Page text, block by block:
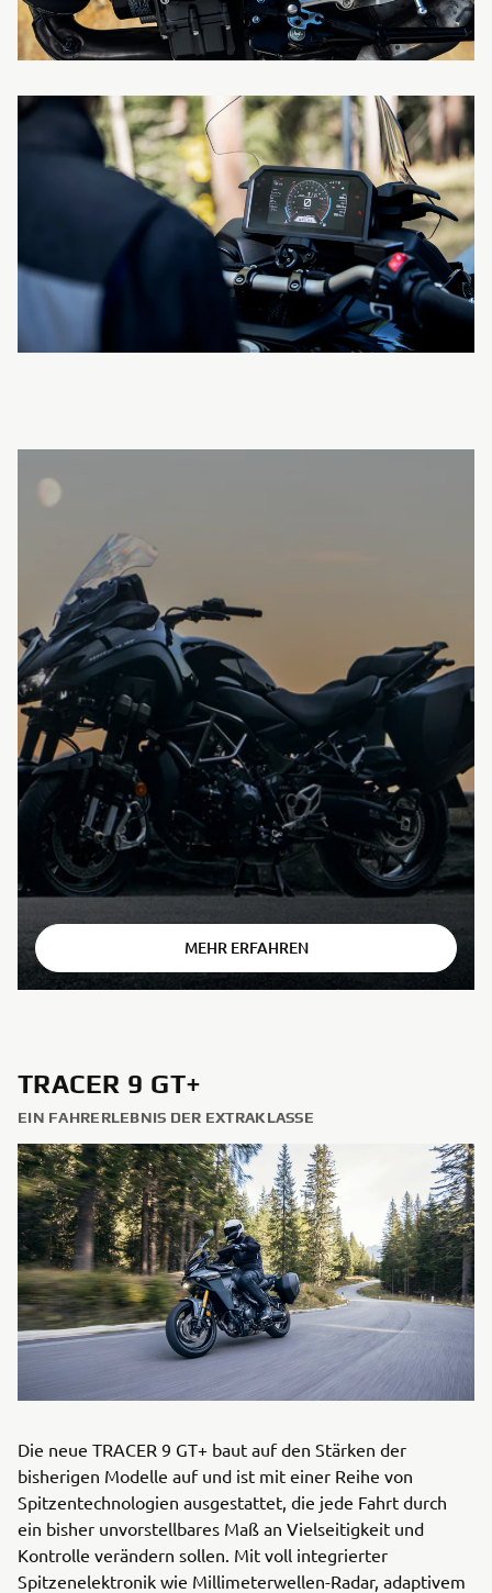
⠀
MEHR ERFAHREN
TRACER 9 GT+
EIN FAHRERLEBNIS DER EXTRAKLASSE
Die neue TRACER 9 GT+ baut auf den Stärken der
bisherigen Modelle auf und ist mit einer Reihe von
Spitzentechnologien ausgestattet, die jede Fahrt durch
ein bisher unvorstellbares Maß an Vielseitigkeit und
Kontrolle verändern sollen. Mit voll integrierter
Spitzenelektronik wie Millimeterwellen-Radar, adaptivem